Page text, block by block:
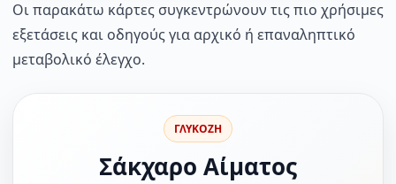
Οι παρακάτω κάρτες συγκεντρώνουν τις πιο χρήσιμες
εξετάσεις και οδηγούς για αρχικό ή επαναληπτικό
μεταβολικό έλεγχο.
ΓΛΥΚΟΖΗ
Σάκχαρο Αίματος